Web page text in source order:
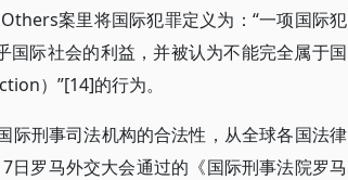
案里将国际犯罪定义为：“一项国际犯
际社会的利益，并被认为不能完全属于国
）”[14]的行为。
际刑事司法机构的合法性，从全球各国法律
日罗马外交大会通过的《国际刑事法院罗马